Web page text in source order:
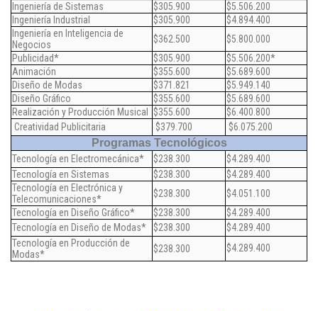
Ingeniería de Sistemas
$305.900
$5.506.200
Ingeniería Industrial
$305.900
$4.894.400
Ingeniería en Inteligencia de
Negocios
$362.500
$5.800.000
Publicidad*
$305.900
$5.506.200*
Animación
$355.600
$5.689.600
Diseño de Modas
$371.821
$5.949.140
Diseño Gráfico
$355.600
$5.689.600
Realización y Producción Musical
$355.600
$6.400.800
Creatividad Publicitaria
$379.700 $6.075.200
Programas Tecnológicos
Tecnología en Electromecánica* $238.300
$4.289.400
Tecnología en Sistemas
$238.300
$4.289.400
Tecnología en Electrónica y
Telecomunicaciones*
$238.300
$4.051.100
Tecnología en Diseño Gráfico*
$238.300
$4.289.400
Tecnología en Diseño de Modas*
$238.300
$4.289.400
Tecnología en Producción de
Modas*
$238.300 $4.289.400